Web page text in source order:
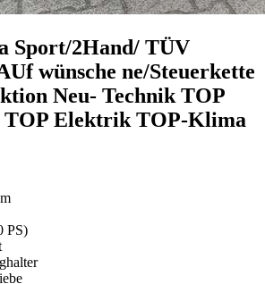
Sport/2Hand/ TÜV
wünsche ne/Steuerkette
Neu- Technik TOP
TOP Elektrik TOP-Klima
PS)